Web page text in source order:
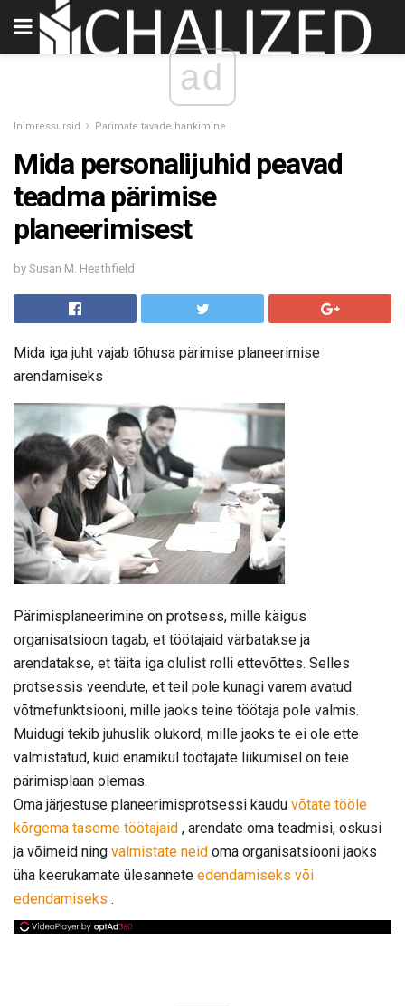
ad
Inimressursid Parimate tavade hankimine
Mida personalijuhid peavad
teadma pärimise
planeerimisest
by Susan M. Heathfield
Mida iga juht vajab tõhusa pärimise planeerimise
arendamiseks
Pärimisplaneerimine on protsess, mille käigus
organisatsioon tagab, et töötajaid värbatakse ja
arendatakse, et täita iga olulist rolli ettevõttes. Selles
protsessis veendute, et teil pole kunagi varem avatud
võtmefunktsiooni, mille jaoks teine ​​töötaja pole valmis.
Muidugi tekib juhuslik olukord, mille jaoks te ei ole ette
valmistatud, kuid enamikul töötajate liikumisel on teie
pärimisplaan olemas.
Oma järjestuse planeerimisprotsessi kaudu võtate tööle
kõrgema taseme töötajaid , arendate oma teadmisi, oskusi
ja võimeid ning valmistate neid oma organisatsiooni jaoks
üha keerukamate ülesannete edendamiseks või
edendamiseks .